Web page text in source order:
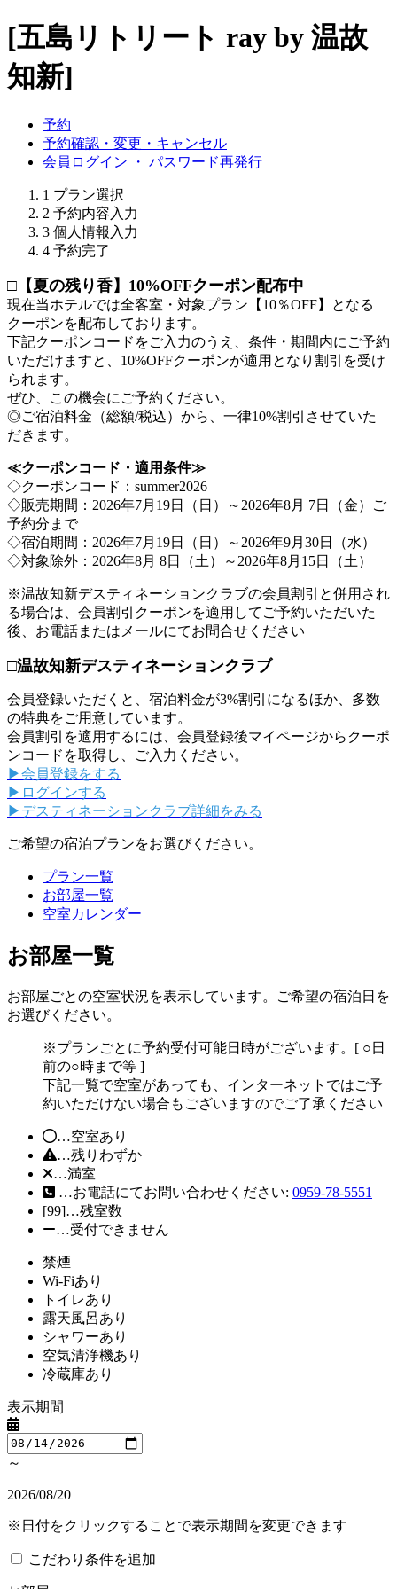
[五島リトリート ray by 温故
知新]
予約
予約確認・変更・キャンセル
会員ログイン ・ パスワード再発行
1 プラン選択
2 予約内容入力
3 個人情報入力
4 予約完了
□【夏の残り香】10%OFFクーポン配布中
現在当ホテルでは全客室・対象プラン【10％OFF】となる
クーポンを配布しております。
下記クーポンコードをご入力のうえ、条件・期間内にご予約
いただけますと、10%OFFクーポンが適用となり割引を受け
られます。
ぜひ、この機会にご予約ください。
◎ご宿泊料金（総額/税込）から、一律10%割引させていた
だきます。
≪クーポンコード・適用条件≫
◇クーポンコード：summer2026
◇販売期間：2026年7月19日（日）～2026年8月 7日（金）ご
予約分まで
◇宿泊期間：2026年7月19日（日）～2026年9月30日（水）
◇対象除外：2026年8月 8日（土）～2026年8月15日（土）
※温故知新デスティネーションクラブの会員割引と併用され
る場合は、会員割引クーポンを適用してご予約いただいた
後、お電話またはメールにてお問合せください
□温故知新デスティネーションクラブ
会員登録いただくと、宿泊料金が3%割引になるほか、多数
の特典をご用意しています。
会員割引を適用するには、会員登録後マイページからクーポ
ンコードを取得し、ご入力ください。
▶会員登録をする
▶ログインする
▶デスティネーションクラブ詳細をみる
ご希望の宿泊プランをお選びください。
プラン一覧
お部屋一覧
空室カレンダー
お部屋一覧
お部屋ごとの空室状況を表示しています。ご希望の宿泊日を
お選びください。
※プランごとに予約受付可能日時がございます。[ ○日
前の○時まで等 ]
下記一覧で空室があっても、インターネットではご予
約いただけない場合もございますのでご了承ください
…空室あり
…残りわずか
…満室
…お電話にてお問い合わせください: 0959-78-5551
[99]…残室数
…受付できません
禁煙
Wi-Fiあり
トイレあり
露天風呂あり
シャワーあり
空気清浄機あり
冷蔵庫あり
表示期間
～
2026/08/20
※日付をクリックすることで表示期間を変更できます
こだわり条件を追加